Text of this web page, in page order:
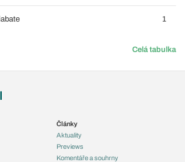
1
Celá tabulka
Články
Aktuality
Previews
Komentáře a souhrny